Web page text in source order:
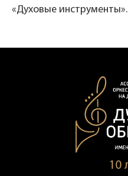
«Духовые инструменты».